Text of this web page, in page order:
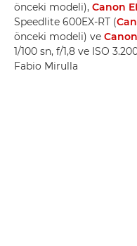
önceki modeli), Canon
Speedlite 600EX-RT (
önceki modeli) ve
1/100 sn, f/1,8 ve ISO
Fabio Mirulla